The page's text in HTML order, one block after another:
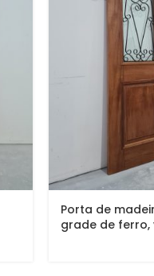
Porta de
grade de ferro,